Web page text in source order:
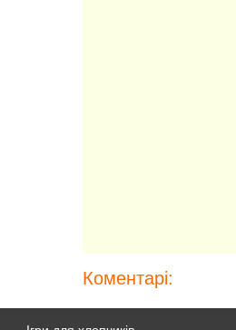
Коментарі: